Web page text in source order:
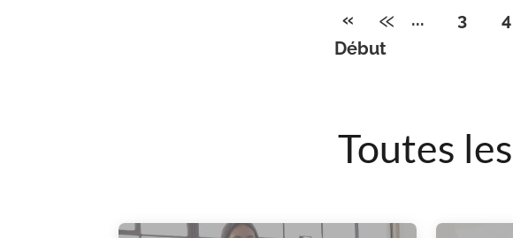
«
Début
« ... 3 4
Toutes les